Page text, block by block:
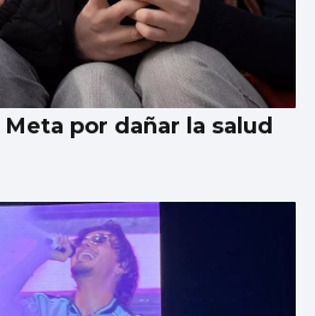
2025 en la mayoría de
por dañar la salud